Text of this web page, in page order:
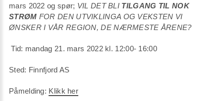
mars 2022 og spør; VIL DET BLI TILGANG TIL NOK
STRØM FOR DEN UTVIKLINGA OG VEKSTEN VI
ØNSKER I VÅR REGION, DE NÆRMESTE ÅRENE?
Tid: mandag 21. mars 2022 kl. 12:00- 16:00
Sted: Finnfjord AS
Påmelding: Klikk her